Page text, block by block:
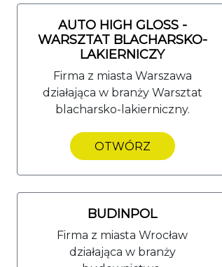
AUTO HIGH GLOSS -
WARSZTAT BLACHARSKO-
LAKIERNICZY
Firma z miasta Warszawa
działająca w branży Warsztat
blacharsko-lakierniczny.
OTWÓRZ
BUDINPOL
Firma z miasta Wrocław
działająca w branży